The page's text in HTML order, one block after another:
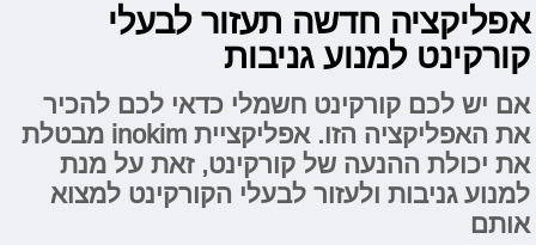
אפליקציה חדשה תעזור לבעלי
קורקינט למנוע גניבות
אם יש לכם קורקינט חשמלי כדאי לכם להכיר
את האפליקציה הזו. אפליקציית inokim מבטלת
את יכולת ההנעה של קורקינט, זאת על מנת
למנוע גניבות ולעזור לבעלי הקורקינט למצוא
אותם